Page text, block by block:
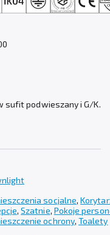
sufit podwieszany i G/K.
socjalne,
,Szatnie, Pokoje
ochrony,Toalety